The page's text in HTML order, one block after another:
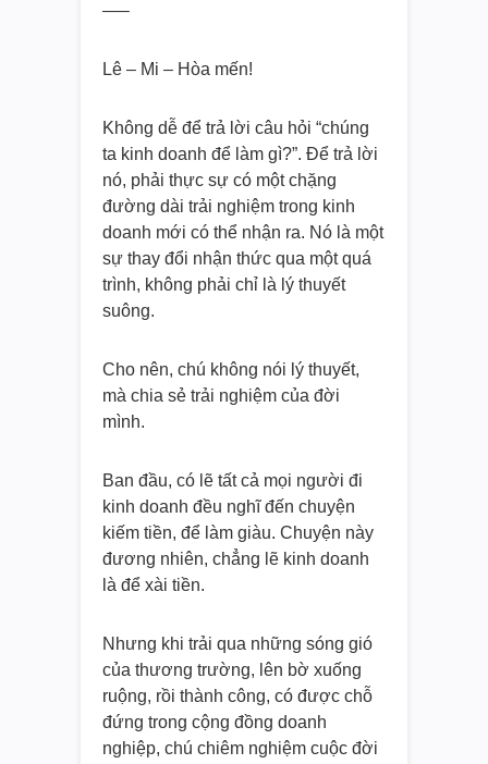
—–
Lê – Mi – Hòa mến!
Không dễ để trả lời câu hỏi “chúng
ta kinh doanh để làm gì?”. Để trả lời
nó, phải thực sự có một chặng
đường dài trải nghiệm trong kinh
doanh mới có thể nhận ra. Nó là một
sự thay đổi nhận thức qua một quá
trình, không phải chỉ là lý thuyết
suông.
Cho nên, chú không nói lý thuyết,
mà chia sẻ trải nghiệm của đời
mình.
Ban đầu, có lẽ tất cả mọi người đi
kinh doanh đều nghĩ đến chuyện
kiếm tiền, để làm giàu. Chuyện này
đương nhiên, chẳng lẽ kinh doanh
là để xài tiền.
Nhưng khi trải qua những sóng gió
của thương trường, lên bờ xuống
ruộng, rồi thành công, có được chỗ
đứng trong cộng đồng doanh
nghiệp, chú chiêm nghiệm cuộc đời